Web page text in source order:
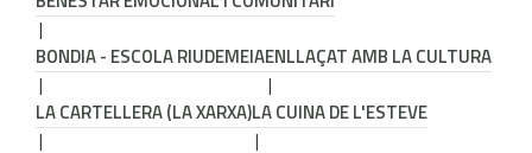
BONDIA - ESCOLA RIUDEMEIAENLLAÇAT AMB LA CULTURA
LA CARTELLERA (LA XARXA)LA CUINA DE L'ESTEVE